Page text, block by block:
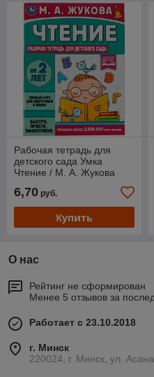
Рабочая тетрадь для
детского сада Умка
Чтение / М. А. Жукова
6,70 руб.
Купить
О нас
Рейтинг не сформирован
Менее 5 отзывов за
Работает с 23.10.2018
г. Минск
220024, г. Минск, ул.